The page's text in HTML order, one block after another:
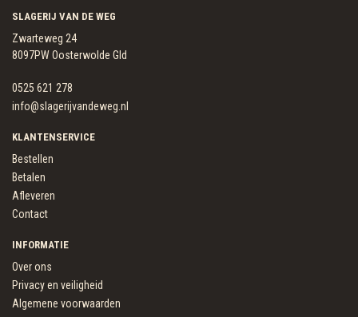
SLAGERIJ VAN DE WEG
Zwarteweg 24
8097PW Oosterwolde Gld
0525 621 278
info@slagerijvandeweg.nl
KLANTENSERVICE
Bestellen
Betalen
Afleveren
Contact
INFORMATIE
Over ons
Privacy en veiligheid
Algemene voorwaarden